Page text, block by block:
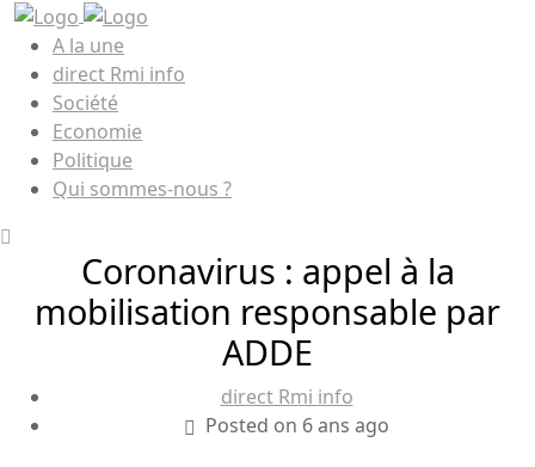
A la une
direct Rmi info
Société
Economie
Politique
Qui sommes-nous ?
Coronavirus : appel à la
mobilisation responsable par
ADDE
direct Rmi info
Posted on 6 ans ago